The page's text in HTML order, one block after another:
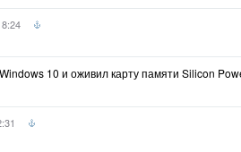
10 и оживил карту памяти Silicon